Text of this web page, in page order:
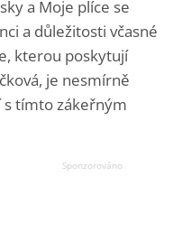
a Moje plíce se
a důležitosti včasné
kterou poskytují
je nesmírně
s tímto zákeřným